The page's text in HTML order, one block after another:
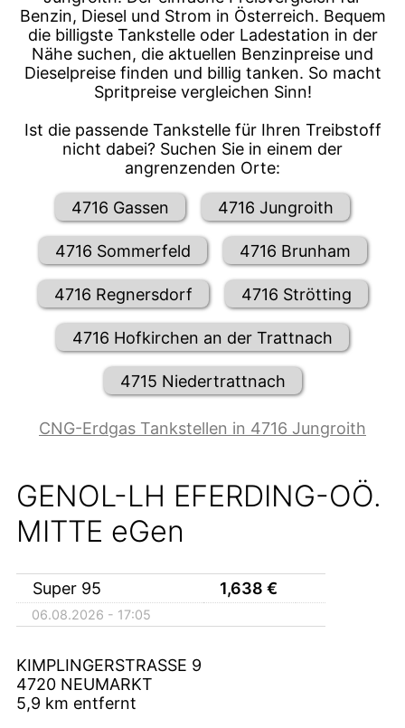
Benzin, Diesel und Strom in Österreich. Bequem
die billigste Tankstelle oder Ladestation in der
Nähe suchen, die aktuellen Benzinpreise und
Dieselpreise finden und billig tanken. So macht
Spritpreise vergleichen Sinn!
Ist die passende Tankstelle für Ihren Treibstoff
nicht dabei? Suchen Sie in einem der
angrenzenden Orte:
4716 Gassen 4716 Jungroith
4716 Sommerfeld 4716 Brunham
4716 Regnersdorf 4716 Strötting
4716 Hofkirchen an der Trattnach
4715 Niedertrattnach
CNG-Erdgas Tankstellen in 4716 Jungroith
GENOL-LH EFERDING-OÖ.
MITTE eGen
Super 95 1,638 €
06.08.2026 - 17:05
KIMPLINGERSTRASSE 9
4720 NEUMARKT
5,9 km entfernt